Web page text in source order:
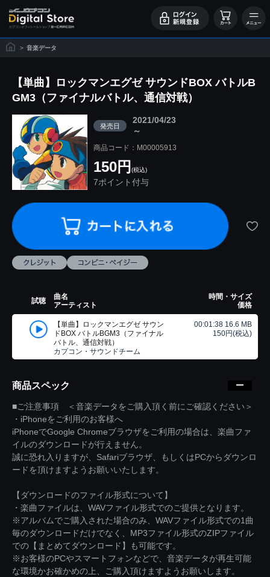
> 音楽データ
【単曲】ロックマンエグゼ サウンドBOX バトルB
GM3（ファイナルバトル、通信対戦）
発売日
2021/04/23
～
商品コード：M00005913
150円 (税込)
7ポイント付与
試聴
曲名
アーティスト
時間・サイズ
価格
【単曲】ロックマンエグゼ サウン
ドBOX バトルBGM3（ファイナル
バトル、通信対戦）
カプコン・サウンドチーム
00:01:38 16.6 MB
150円(税込)
商品スペック
■ご注意事項 ＜音楽データをご購入頂く前にご確認ください＞
・iPhoneをご利用のお客様へ
iPhoneでGoogle Chromeブラウザをご利用の場合は、楽曲ファ
イルのダウンロードが行えません。
誠に恐れ入りますが、Safariブラウザ、もしくはPCからダウンロ
ードを頂けますようお願いいたします。
【ダウンロードのファイル形式について】
・楽曲ファイルは、WAVファイル形式でのご提供となります。
※アルバムでご購入された場合のみ、WAVファイル形式での1曲
毎のダウンロードだけでなく、MP3ファイル形式のZIPファイル
での【まとめてダウンロード】も可能です。
※お客様のPCやスマートフォンなどで、音楽データが再生可能
な環境かお確かめの上、ご購入頂けますようお願いします。